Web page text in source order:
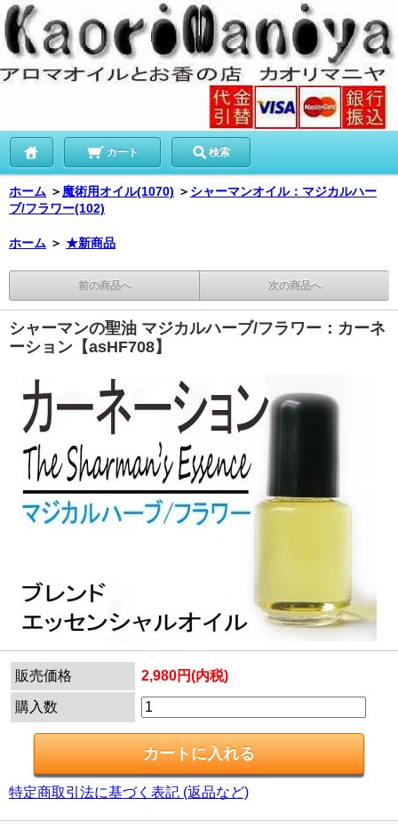
カート 検索
ホーム ＞ 魔術用オイル(1070) ＞ シャーマンオイル：マジカルハー
ブ/フラワー(102)
ホーム ＞ ★新商品
前の商品へ 次の商品へ
シャーマンの聖油 マジカルハーブ/フラワー：カーネ
ーション【asHF708】
販売価格 2,980円(内税)
購入数
特定商取引法に基づく表記 (返品など)